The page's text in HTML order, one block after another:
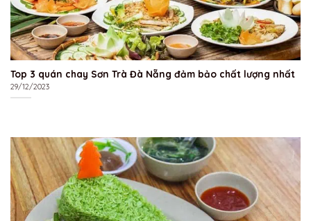
Top 3 quán chay Sơn Trà Đà Nẵng đảm bảo chất lượng nhất
29/12/2023